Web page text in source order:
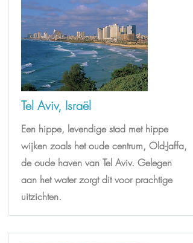
Tel Aviv, Israël
Een hippe, levendige stad met hippe
wijken zoals het oude centrum, Old-Jaffa,
de oude haven van Tel Aviv. Gelegen
aan het water zorgt dit voor prachtige
uitzichten.